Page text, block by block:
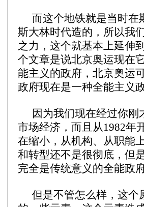
而这个地铁就是当时在
斯大林时代造的，所以我
之力，这个就基本上延伸
个文章是说北京奥运现在
能主义的政府，北京奥运
政府现在是一种全能主义政
因为我们现在经过你刚
市场经济，而且从1982年
在缩小，从机构、从职能
和转型还不是很彻底，但
完全是传统意义的全能政
但是不管怎么样，这个